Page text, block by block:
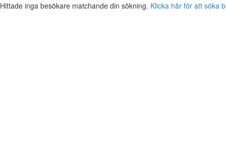
Hittade inga besökare matchande din sökning. Klicka här för att söka